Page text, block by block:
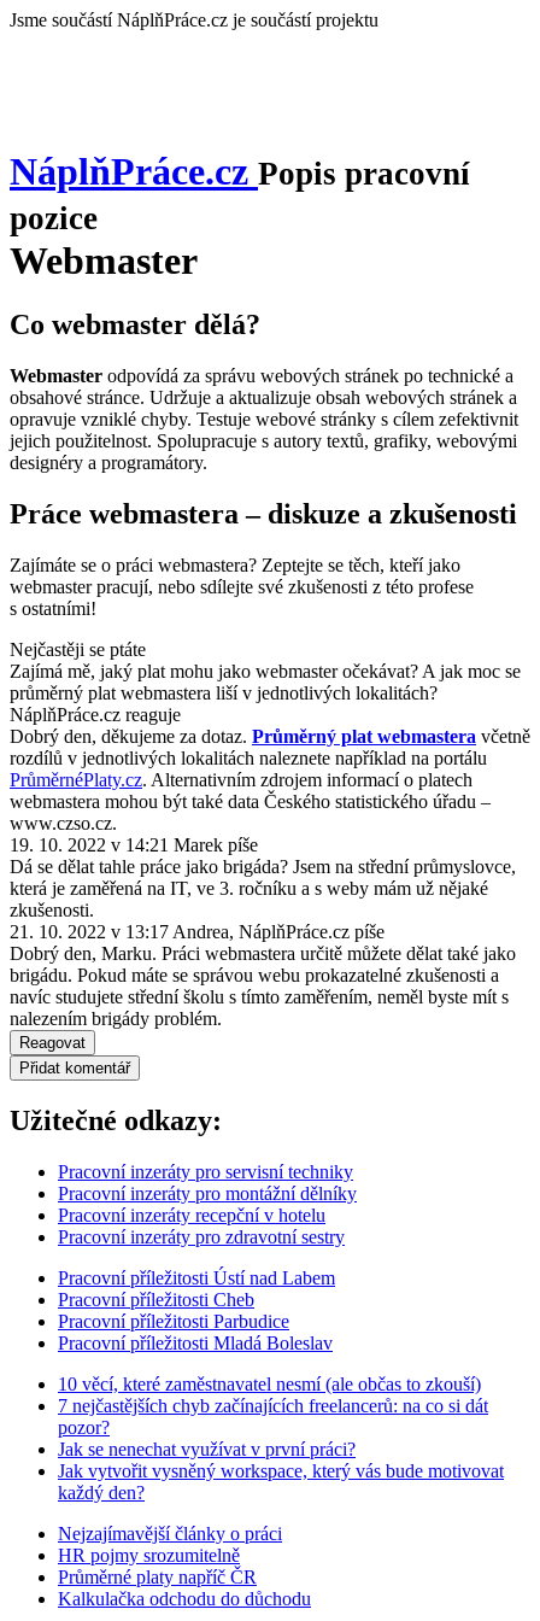
Jsme součástí NáplňPráce.cz je součástí projektu
NáplňPráce.cz Popis pracovní
pozice
Webmaster
Co webmaster dělá?
Webmaster odpovídá za správu webových stránek po technické a
obsahové stránce. Udržuje a aktualizuje obsah webových stránek a
opravuje vzniklé chyby. Testuje webové stránky s cílem zefektivnit
jejich použitelnost. Spolupracuje s autory textů, grafiky, webovými
designéry a programátory.
Práce webmastera – diskuze a zkušenosti
Zajímáte se o práci webmastera? Zeptejte se těch, kteří jako
webmaster pracují, nebo sdílejte své zkušenosti z této profese
s ostatními!
Nejčastěji se ptáte
Zajímá mě, jaký plat mohu jako webmaster očekávat? A jak moc se
průměrný plat webmastera liší v jednotlivých lokalitách?
NáplňPráce.cz reaguje
Dobrý den, děkujeme za dotaz. Průměrný plat webmastera včetně
rozdílů v jednotlivých lokalitách naleznete například na portálu
PrůměrnéPlaty.cz. Alternativním zdrojem informací o platech
webmastera mohou být také data Českého statistického úřadu –
www.czso.cz.
19. 10. 2022 v 14:21 Marek píše
Dá se dělat tahle práce jako brigáda? Jsem na střední průmyslovce,
která je zaměřená na IT, ve 3. ročníku a s weby mám už nějaké
zkušenosti.
21. 10. 2022 v 13:17 Andrea, NáplňPráce.cz píše
Dobrý den, Marku. Práci webmastera určitě můžete dělat také jako
brigádu. Pokud máte se správou webu prokazatelné zkušenosti a
navíc studujete střední školu s tímto zaměřením, neměl byste mít s
nalezením brigády problém.
Reagovat
Přidat komentář
Užitečné odkazy:
Pracovní inzeráty pro servisní techniky
Pracovní inzeráty pro montážní dělníky
Pracovní inzeráty recepční v hotelu
Pracovní inzeráty pro zdravotní sestry
Pracovní příležitosti Ústí nad Labem
Pracovní příležitosti Cheb
Pracovní příležitosti Parbudice
Pracovní příležitosti Mladá Boleslav
10 věcí, které zaměstnavatel nesmí (ale občas to zkouší)
7 nejčastějších chyb začínajících freelancerů: na co si dát
pozor?
Jak se nenechat využívat v první práci?
Jak vytvořit vysněný workspace, který vás bude motivovat
každý den?
Nejzajímavější články o práci
HR pojmy srozumitelně
Průměrné platy napříč ČR
Kalkulačka odchodu do důchodu